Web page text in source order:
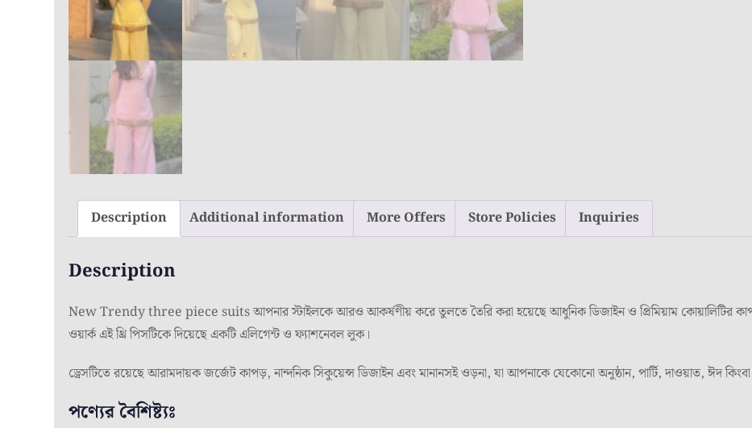
Description Additional information More Offers Store Policies Inquiries
Description
New Trendy three piece suits আপনার স্টাইলকে আরও আকর্ষণীয় করে তুলতে তৈরি করা হয়েছে আধুনিক ডিজাইন ও প্রিমিয়াম কোয়ালিটির
ওয়ার্ক এই থ্রি পিসটিকে দিয়েছে একটি এলিগেন্ট ও ফ্যাশনেবল লুক।
ড্রেসটিতে রয়েছে আরামদায়ক জর্জেট কাপড়, নান্দনিক সিকুয়েন্স ডিজাইন এবং মানানসই ওড়না, যা আপনাকে যেকোনো অনুষ্ঠান, পার্টি, দাওয়াত, ঈদ
পণ্যের বৈশিষ্ট্যঃ